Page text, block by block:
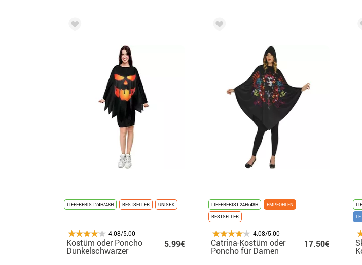
LIEFERFRIST 24H/48H BESTSELLER UNISEX
4.08/5.00
Kostüm oder Poncho
Dunkelschwarzer
5.99€
LIEFERFRIST 24H/48H
EMPFOHLEN
BESTSELLER
4.08/5.00
Catrina-Kostüm oder
Poncho für Damen
17.50€